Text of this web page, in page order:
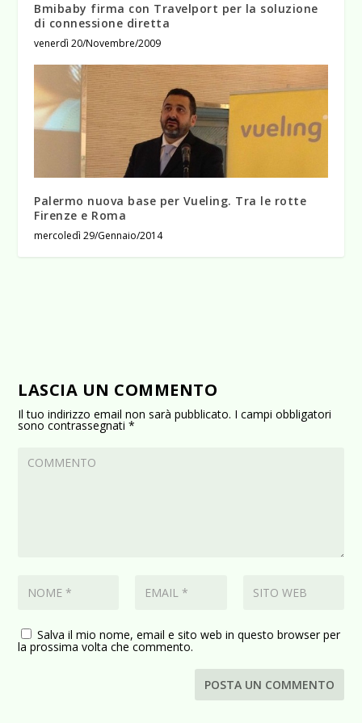
Bmibaby firma con Travelport per la soluzione
di connessione diretta
venerdì 20/Novembre/2009
Palermo nuova base per Vueling. Tra le rotte
Firenze e Roma
mercoledì 29/Gennaio/2014
LASCIA UN COMMENTO
Il tuo indirizzo email non sarà pubblicato. I campi obbligatori
sono contrassegnati*
Salva il mio nome, email e sito web in questo browser per
la prossima volta che commento.